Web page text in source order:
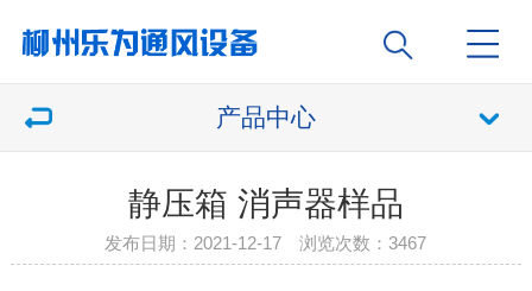
产品中心
静压箱 消声器样品
发布日期：2021-12-17 浏览次数：3467